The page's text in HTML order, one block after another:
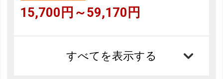
15,700円～59,170円
すべてを表示する